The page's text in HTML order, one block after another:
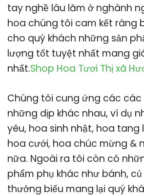
tay nghề lâu lăm ở nghành
hoa chúng tôi cam kết ràng
cho quý khách những sản
lượng tốt tuyệt nhất mang
nhất.Shop Hoa Tươi Thị xã
Chúng tôi cung ứng các các
những dịp khác nhau, ví dụ
yêu, hoa sinh nhật, hoa tang
hoa cưới, hoa chúc mừng &
nữa. Ngoài ra tôi còn có
phẩm phụ khác như bánh, củ
thưởng biếu mang lại quý